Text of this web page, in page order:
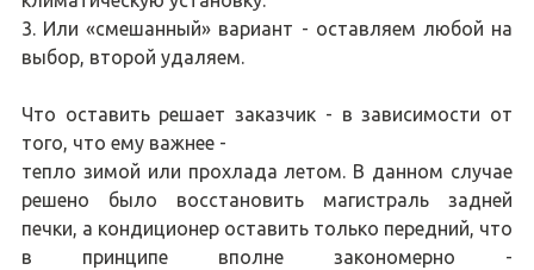
3. Или «смешанный» вариант - оставляем любой на
выбор, второй удаляем.
Что оставить решает заказчик - в зависимости от
того, что ему важнее -
тепло зимой или прохлада летом. В данном случае
решено было восстановить магистраль задней
печки, а кондиционер оставить только передний, что
в принципе вполне закономерно -